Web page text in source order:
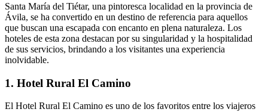
Santa María del Tiétar, una pintoresca localidad en la provincia de
Ávila, se ha convertido en un destino de referencia para aquellos
que buscan una escapada con encanto en plena naturaleza. Los
hoteles de esta zona destacan por su singularidad y la hospitalidad
de sus servicios, brindando a los visitantes una experiencia
inolvidable.
1. Hotel Rural El Camino
El Hotel Rural El Camino es uno de los favoritos entre los viajeros